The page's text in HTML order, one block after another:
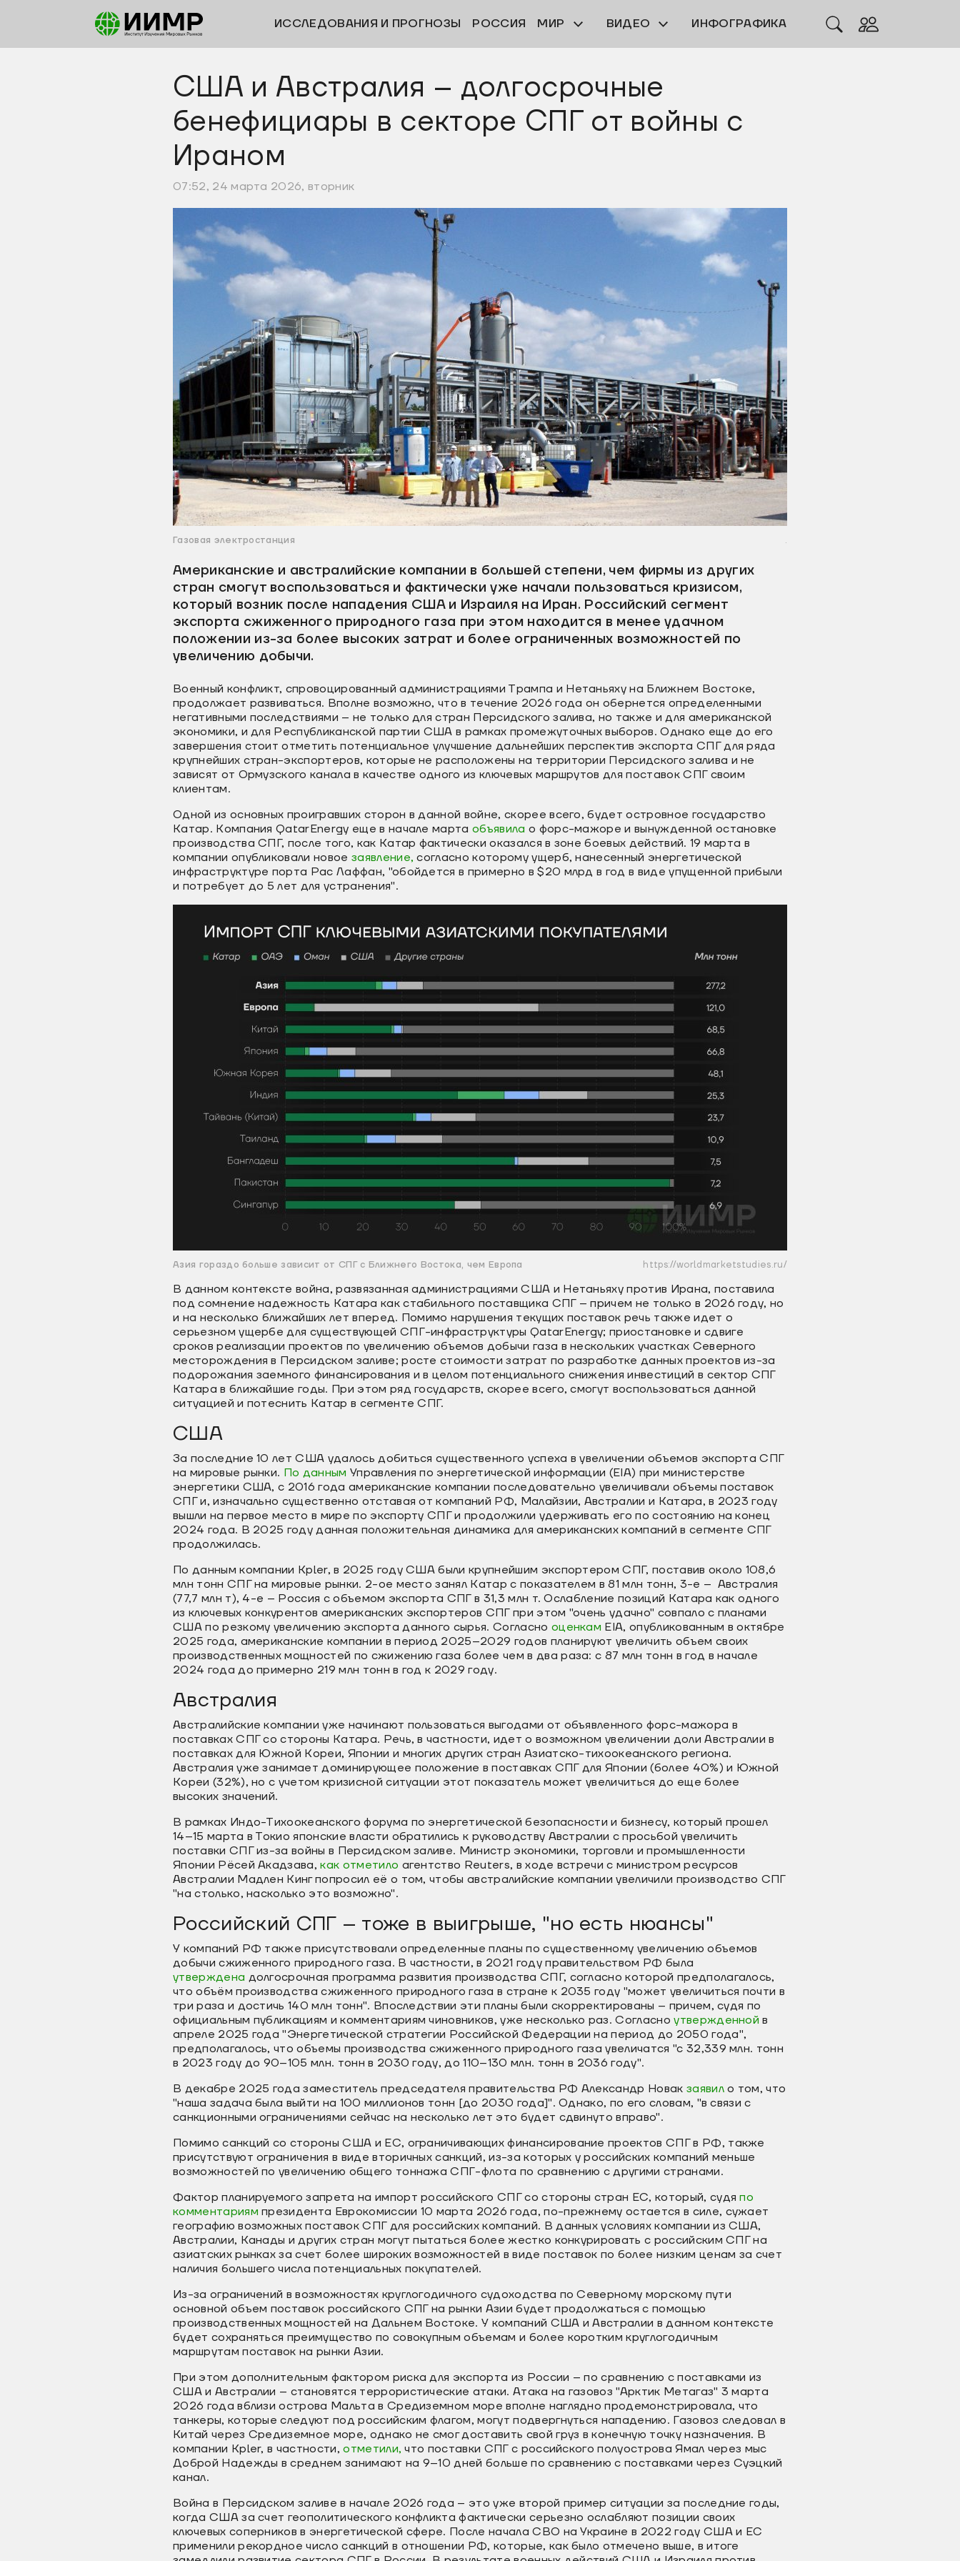
ИССЛЕДОВАНИЯ И ПРОГНОЗЫ РОССИЯ МИР ВИДЕО ИНФОГРАФИКА
США и Австралия – долгосрочные
бенефициары в секторе СПГ от войны с
Ираном
07:52, 24 марта 2026, вторник
Газовая электростанция .
Американские и австралийские компании в большей степени, чем фирмы из других
стран смогут воспользоваться и фактически уже начали пользоваться кризисом,
который возник после нападения США и Израиля на Иран. Российский сегмент
экспорта сжиженного природного газа при этом находится в менее удачном
положении из-за более высоких затрат и более ограниченных возможностей по
увеличению добычи.
Военный конфликт, спровоцированный администрациями Трампа и Нетаньяху на Ближнем Востоке,
продолжает развиваться. Вполне возможно, что в течение 2026 года он обернется определенными
негативными последствиями – не только для стран Персидского залива, но также и для американской
экономики, и для Республиканской партии США в рамках промежуточных выборов. Однако еще до его
завершения стоит отметить потенциальное улучшение дальнейших перспектив экспорта СПГ для ряда
крупнейших стран-экспортеров, которые не расположены на территории Персидского залива и не
зависят от Ормузского канала в качестве одного из ключевых маршрутов для поставок СПГ своим
клиентам.
Одной из основных проигравших сторон в данной войне, скорее всего, будет островное государство
Катар. Компания QatarEnergy еще в начале мартаобъявила о форс-мажоре и вынужденной остановке
производства СПГ, после того, как Катар фактически оказался в зоне боевых действий. 19 марта в
компании опубликовали новое заявление, согласно которому ущерб, нанесенный энергетической
инфраструктуре порта Рас Лаффан, "обойдется в примерно в $20 млрд в год в виде упущенной прибыли
и потребует до 5 лет для устранения".
Азия гораздо больше зависит от СПГ с Ближнего Востока, чем Европа https://worldmarketstudies.ru/
В данном контексте война, развязанная администрациями США и Нетаньяху против Ирана, поставила
под сомнение надежность Катара как стабильного поставщика СПГ – причем не только в 2026 году, но
и на несколько ближайших лет вперед. Помимо нарушения текущих поставок речь также идет о
серьезном ущербе для существующей СПГ-инфраструктуры QatarEnergy; приостановке и сдвиге
сроков реализации проектов по увеличению объемов добычи газа в нескольких участках Северного
месторождения в Персидском заливе; росте стоимости затрат по разработке данных проектов из-за
подорожания заемного финансирования и в целом потенциального снижения инвестиций в сектор СПГ
Катара в ближайшие годы. При этом ряд государств, скорее всего, смогут воспользоваться данной
ситуацией и потеснить Катар в сегменте СПГ.
США
За последние 10 лет США удалось добиться существенного успеха в увеличении объемов экспорта СПГ
на мировые рынки. По данным Управления по энергетической информации (EIA) при министерстве
энергетики США, с 2016 года американские компании последовательно увеличивали объемы поставок
СПГ и, изначально существенно отставая от компаний РФ, Малайзии, Австралии и Катара, в 2023 году
вышли на первое место в мире по экспорту СПГ и продолжили удерживать его по состоянию на конец
2024 года. В 2025 году данная положительная динамика для американских компаний в сегменте СПГ
продолжилась.
По данным компании Kpler, в 2025 году США были крупнейшим экспортером СПГ, поставив около 108,6
млн тонн СПГ на мировые рынки. 2-ое место занял Катар с показателем в 81 млн тонн, 3-е – Австралия
(77,7 млн т), 4-е – Россия с объемом экспорта СПГ в 31,3 млн т. Ослабление позиций Катара как одного
из ключевых конкурентов американских экспортеров СПГ при этом "очень удачно" совпало с планами
США по резкому увеличению экспорта данного сырья. Согласно оценкам EIA, опубликованным в октябре
2025 года, американские компании в период 2025–2029 годов планируют увеличить объем своих
производственных мощностей по сжижению газа более чем в два раза: с 87 млн тонн в год в начале
2024 года до примерно 219 млн тонн в год к 2029 году.
Австралия
Австралийские компании уже начинают пользоваться выгодами от объявленного форс-мажора в
поставках СПГ со стороны Катара. Речь, в частности, идет о возможном увеличении доли Австралии в
поставках для Южной Кореи, Японии и многих других стран Азиатско-тихоокеанского региона.
Австралия уже занимает доминирующее положение в поставках СПГ для Японии (более 40%) и Южной
Кореи (32%), но с учетом кризисной ситуации этот показатель может увеличиться до еще более
высоких значений.
В рамках Индо-Тихоокеанского форума по энергетической безопасности и бизнесу, который прошел
14–15 марта в Токио японские власти обратились к руководству Австралии с просьбой увеличить
поставки СПГ из-за войны в Персидском заливе. Министр экономики, торговли и промышленности
Японии Рёсей Акадзава,как отметило агентство Reuters, в ходе встречи с министром ресурсов
Австралии Мадлен Кинг попросил её о том, чтобы австралийские компании увеличили производство СПГ
"на столько, насколько это возможно".
Российский СПГ – тоже в выигрыше, "но есть нюансы"
У компаний РФ также присутствовали определенные планы по существенному увеличению объемов
добычи сжиженного природного газа. В частности, в 2021 году правительством РФ была
утверждена долгосрочная программа развития производства СПГ, согласно которой предполагалось,
что объём производства сжиженного природного газа в стране к 2035 году "может увеличиться почти в
три раза и достичь 140 млн тонн". Впоследствии эти планы были скорректированы – причем, судя по
официальным публикациям и комментариям чиновников, уже несколько раз. Согласноутвержденной в
апреле 2025 года "Энергетической стратегии Российской Федерации на период до 2050 года",
предполагалось, что объемы производства сжиженного природного газа увеличатся "с 32,339 млн. тонн
в 2023 году до 90–105 млн. тонн в 2030 году, до 110–130 млн. тонн в 2036 году".
В декабре 2025 года заместитель председателя правительства РФ Александр Новак заявило том, что
"наша задача была выйти на 100 миллионов тонн [до 2030 года]". Однако, по его словам, "в связи с
санкционными ограничениями сейчас на несколько лет это будет сдвинуто вправо".
Помимо санкций со стороны США и ЕС, ограничивающих финансирование проектов СПГ в РФ, также
присутствуют ограничения в виде вторичных санкций, из-за которых у российских компаний меньше
возможностей по увеличению общего тоннажа СПГ-флота по сравнению с другими странами.
Фактор планируемого запрета на импорт российского СПГ со стороны стран ЕС, который, судяпо
комментариям президента Еврокомиссии 10 марта 2026 года, по-прежнему остается в силе, сужает
географию возможных поставок СПГ для российских компаний. В данных условиях компании из США,
Австралии, Канады и других стран могут пытаться более жестко конкурировать с российским СПГ на
азиатских рынках за счет более широких возможностей в виде поставок по более низким ценам за счет
наличия большего числа потенциальных покупателей.
Из-за ограничений в возможностях круглогодичного судоходства по Северному морскому пути
основной объем поставок российского СПГ на рынки Азии будет продолжаться с помощью
производственных мощностей на Дальнем Востоке. У компаний США и Австралии в данном контексте
будет сохраняться преимущество по совокупным объемам и более коротким круглогодичным
маршрутам поставок на рынки Азии.
При этом дополнительным фактором риска для экспорта из России – по сравнению с поставками из
США и Австралии – становятся террористические атаки. Атака на газовоз "Арктик Метагаз" 3 марта
2026 года вблизи острова Мальта в Средиземном море вполне наглядно продемонстрировала, что
танкеры, которые следуют под российским флагом, могут подвергнуться нападению. Газовоз следовал в
Китай через Средиземное море, однако не смог доставить свой груз в конечную точку назначения. В
компании Kpler, в частности, отметили, что поставки СПГ с российского полуострова Ямал через мыс
Доброй Надежды в среднем занимают на 9–10 дней больше по сравнению с поставками через Суэцкий
канал.
Война в Персидском заливе в начале 2026 года – это уже второй пример ситуации за последние годы,
когда США за счет геополитического конфликта фактически серьезно ослабляют позиции своих
ключевых соперников в энергетической сфере. После начала СВО на Украине в 2022 году США и ЕС
применили рекордное число санкций в отношении РФ, которые, как было отмечено выше, в итоге